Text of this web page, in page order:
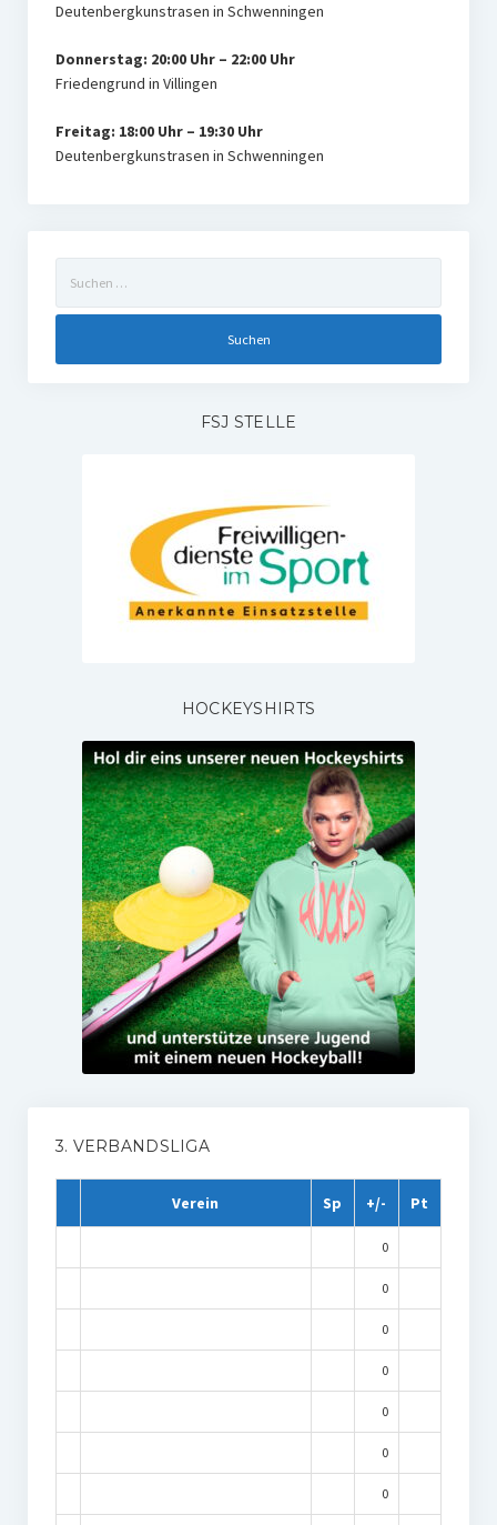
Deutenbergkunstrasen in Schwenningen
Donnerstag: 20:00 Uhr – 22:00 Uhr
Friedengrund in Villingen
Freitag: 18:00 Uhr – 19:30 Uhr
Deutenbergkunstrasen in Schwenningen
nach:
FSJ STELLE
HOCKEYSHIRTS
3. VERBANDSLIGA
Verein Sp +/- Pt
0
0
0
0
0
0
0